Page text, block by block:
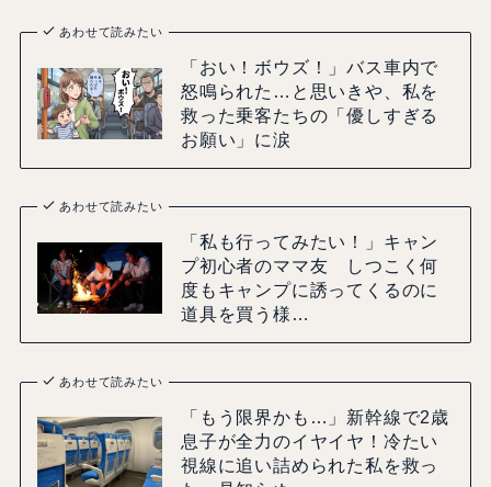
あわせて読みたい
「おい！ボウズ！」バス車内で
怒鳴られた…と思いきや、私を
救った乗客たちの「優しすぎる
お願い」に涙
あわせて読みたい
「私も行ってみたい！」キャン
プ初心者のママ友 しつこく何
度もキャンプに誘ってくるのに
道具を買う様…
あわせて読みたい
「もう限界かも…」新幹線で2歳
息子が全力のイヤイヤ！冷たい
視線に追い詰められた私を救っ